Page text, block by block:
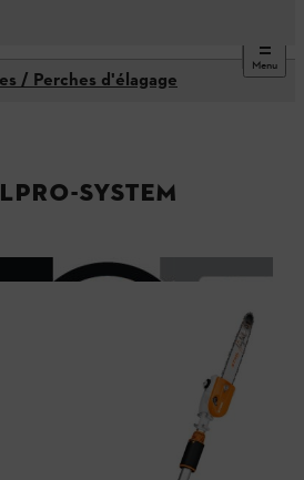
Menu
/ Perches d'élagage
System